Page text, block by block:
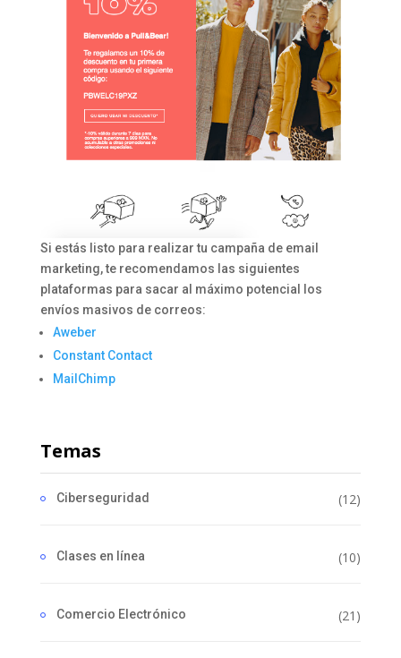
Si estás listo para realizar tu campaña de email
marketing, te recomendamos las siguientes
plataformas para sacar al máximo potencial los
envíos masivos de correos:
Aweber
Constant Contact
MailChimp
Temas
Ciberseguridad (12)
Clases en línea (10)
Comercio Electrónico (21)